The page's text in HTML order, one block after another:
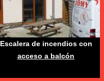
Escalera de incendios con
acceso a balcón